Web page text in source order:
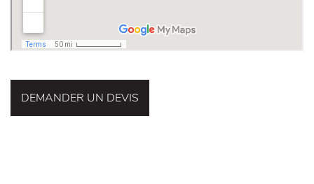
DEMANDER UN DEVIS